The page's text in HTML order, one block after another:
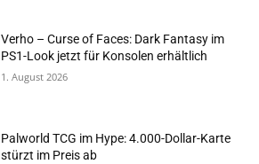
Verho – Curse of Faces: Dark Fantasy im
PS1-Look jetzt für Konsolen erhältlich
1. August 2026
Palworld TCG im Hype: 4.000-Dollar-Karte
stürzt im Preis ab